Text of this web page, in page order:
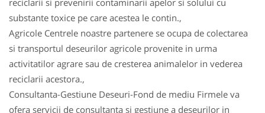
reciclarii si prevenirii contaminarii apelor si solului cu
substante toxice pe care acestea le contin.,
Agricole Centrele noastre partenere se ocupa de colectarea
si transportul deseurilor agricole provenite in urma
activitatilor agrare sau de cresterea animalelor in vederea
reciclarii acestora.,
Consultanta-Gestiune Deseuri-Fond de mediu Firmele va
ofera servicii de consultanta si gestiune a deseurilor in